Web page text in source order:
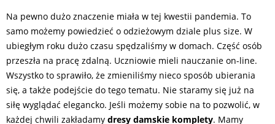
Na pewno dużo znaczenie miała w tej kwestii pandemia. To
samo możemy powiedzieć o odzieżowym dziale plus size. W
ubiegłym roku dużo czasu spędzaliśmy w domach. Część osób
przeszła na pracę zdalną. Uczniowie mieli nauczanie on-line.
Wszystko to sprawiło, że zmieniliśmy nieco sposób ubierania
się, a także podejście do tego tematu. Nie staramy się już na
siłę wyglądać elegancko. Jeśli możemy sobie na to pozwolić, w
każdej chwili zakładamy dresy damskie komplety. Mamy